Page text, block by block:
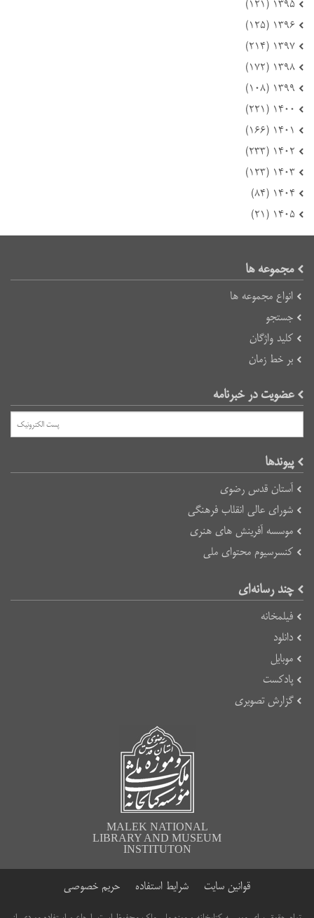
۱۳۹۵ (۱۲۱)
۱۳۹۶ (۱۲۵)
۱۳۹۷ (۲۱۴)
۱۳۹۸ (۱۷۲)
۱۳۹۹ (۱۰۸)
۱۴۰۰ (۲۲۱)
۱۴۰۱ (۱۶۶)
۱۴۰۲ (۲۳۳)
۱۴۰۳ (۱۲۳)
۱۴۰۴ (۸۴)
۱۴۰۵ (۲۱)
مجموعه ها
انواع مجموعه ها
جستجو
کلید واژگان
بر خط زمان
عضویت در خبرنامه
پیوند‌ها
آستان قدس رضوی
شورای عالی انقلاب فرهنگی
موسسه آفرینش های هنری
کنسرسیوم محتوای ملی
چند رسانه‌ای
فیلمخانه
دانلود
موبایل
پادکست
گزارش تصویری
MALEK NATIONAL
LIBRARY AND MUSEUM
INSTITUTON
قوانین سایت شرایط استفاده حریم خصوصی